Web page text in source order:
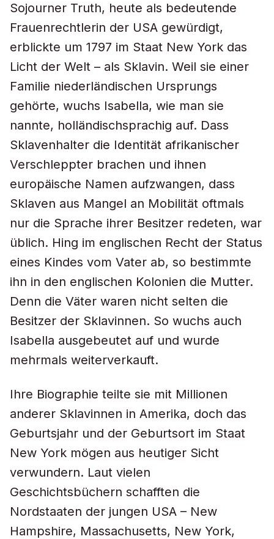
Sojourner Truth, heute als bedeutende
Frauenrechtlerin der USA gewürdigt,
erblickte um 1797 im Staat New York das
Licht der Welt – als Sklavin. Weil sie einer
Familie niederländischen Ursprungs
gehörte, wuchs Isabella, wie man sie
nannte, holländischsprachig auf. Dass
Sklavenhalter die Identität afrikanischer
Verschleppter brachen und ihnen
europäische Namen aufzwangen, dass
Sklaven aus Mangel an Mobilität oftmals
nur die Sprache ihrer Besitzer redeten, war
üblich. Hing im englischen Recht der Status
eines Kindes vom Vater ab, so bestimmte
ihn in den englischen Kolonien die Mutter.
Denn die Väter waren nicht selten die
Besitzer der Sklavinnen. So wuchs auch
Isabella ausgebeutet auf und wurde
mehrmals weiterverkauft.
Ihre Biographie teilte sie mit Millionen
anderer Sklavinnen in Amerika, doch das
Geburtsjahr und der Geburtsort im Staat
New York mögen aus heutiger Sicht
verwundern. Laut vielen
Geschichtsbüchern schafften die
Nordstaaten der jungen USA – New
Hampshire, Massachusetts, New York,